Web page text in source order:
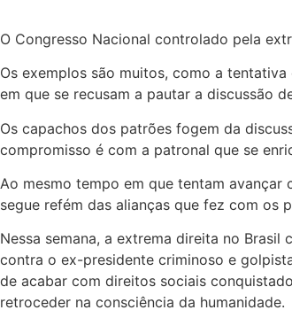
O Congresso Nacional controlado pela
Os exemplos são muitos, como a
em que se recusam a pautar a discussão
Os capachos dos patrões fogem da
compromisso é com a patronal que se
Ao mesmo tempo em que tentam
segue refém das alianças que fez com
Nessa semana, a extrema direita no
contra o ex-presidente criminoso e
de acabar com direitos sociais
retroceder na consciência da humanidade.